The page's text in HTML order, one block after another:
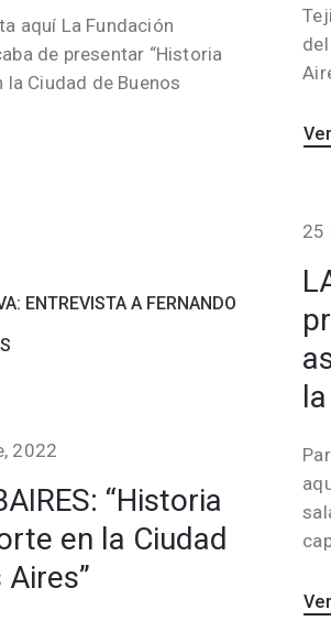
aquí La Fundación
de presentar “Historia
Ciudad de Buenos
25
ENTREVISTA A FERNANDO
2022
“Historia
en la Ciudad